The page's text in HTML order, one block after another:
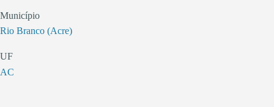
Município
Rio Branco (Acre)
UF
AC